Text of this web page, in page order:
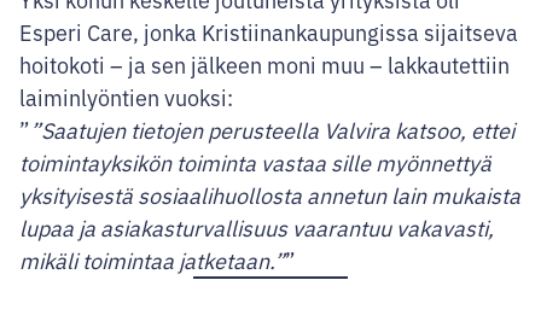
Esperi Care, jonka Kristiinankaupungissa sijaitseva
hoitokoti – ja sen jälkeen moni muu – lakkautettiin
laiminlyöntien vuoksi:
”Saatujen tietojen perusteella Valvira katsoo, ettei
toimintayksikön toiminta vastaa sille myönnettyä
yksityisestä sosiaalihuollosta annetun lain mukaista
lupaa ja asiakasturvallisuus vaarantuu vakavasti,
mikäli toimintaa jatketaan.”